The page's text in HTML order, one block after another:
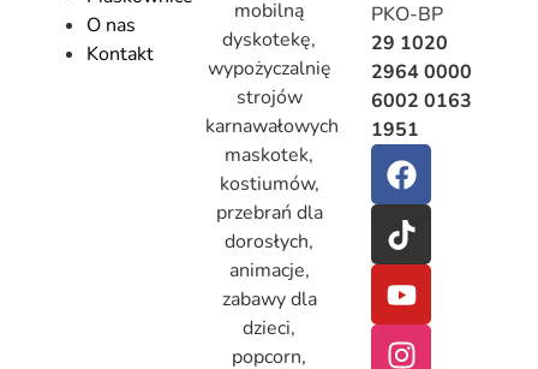
O nas
Kontakt
mobilną
dyskotekę,
wypożyczalnię
strojów
karnawałowych
maskotek,
kostiumów,
przebrań dla
dorosłych,
animacje,
zabawy dla
dzieci,
popcorn,
PKO-BP
29 1020
2964 0000
6002 0163
1951